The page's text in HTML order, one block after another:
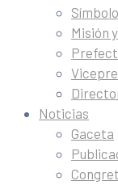
Misión
Noticias
Gaceta